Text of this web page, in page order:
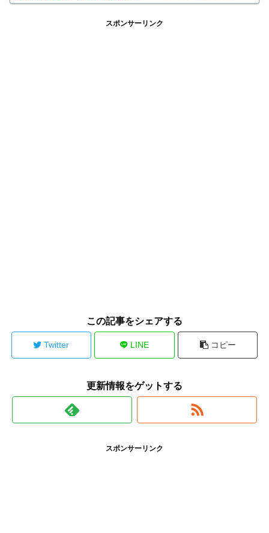
スポンサーリンク
この記事をシェアする
Twitter LINE コピー
更新情報をゲットする
スポンサーリンク